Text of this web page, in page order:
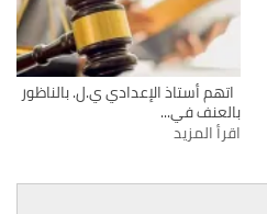
اتهم أستاذ الإعدادي ي.ل. بالناظور
بالعنف في...
اقرأ المزيد